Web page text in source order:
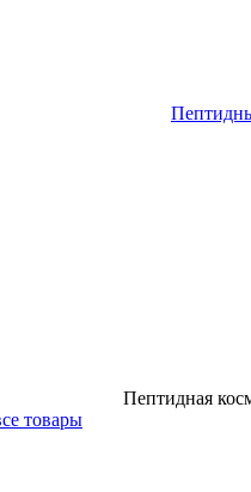
Пептидная
товары